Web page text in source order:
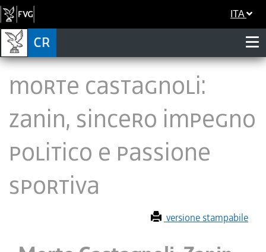
ITA
Morte Castagnoli:
Zanin, sincero impegno
politico e passione
sportiva
versione stampabile